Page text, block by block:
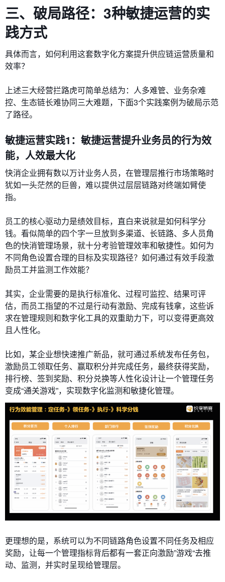
三、破局路径：3种敏捷运营的实
践方式
具体而言，如何利用这套数字化方案提升供应链运营质量和
效率？
上述三大经营拦路虎可简单总结为：人多难管、业务杂难
控、生态链长难协同三大难题，下面3个实践案例为破局示范
了路径。
敏捷运营实践1：敏捷运营提升业务员的行为效
能，人效最大化
快消企业拥有数以万计业务人员，在管理层推行市场策略时
犹如一头茫然的巨兽，难以提供过层层链路对终端如臂使
指。
员工的核心驱动力是绩效目标，直白来说就是如何科学分
钱。看似简单的四个字一旦放到多渠道、长链路、多人员角
色的快消管理场景，就十分考验管理效率和敏捷性。如何为
不同角色设置合理的目标及实现路径？如何通过有效手段激
励员工并监测工作效能？
其实，企业需要的是执行标准化、过程可监控、结果可评
估，而员工指望的不过是行动有激励、完成有钱拿，这些诉
求在管理规则和数字化工具的双重助力下，可以变得更高效
且人性化。
比如，某企业想快速推广新品，就可通过系统发布任务包，
激励员工领取任务、赢取积分并完成任务，最终获得奖励，
排行榜、签到奖励、积分兑换等人性化设计让一个管理任务
变成“通关游戏”，实现数字化监测和敏捷化管理。
更理想的是，系统可以为不同链路角色设置不同任务及相应
奖励，让每一个管理指标背后都有一套正向激励”游戏“去推
动、监测，并实时呈现给管理层。